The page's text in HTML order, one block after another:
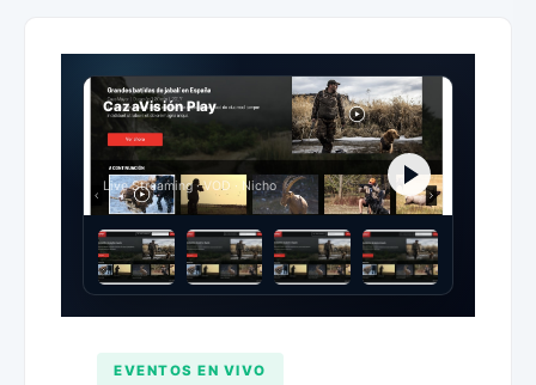
CazaVisión Play
Live Streaming · VOD · Nicho
EVENTOS EN VIVO